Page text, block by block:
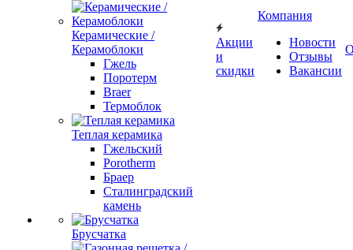
Керамические /
Керамоблоки
Гжель
Поротерм
Braer
Термоблок
Теплая керамика
Гжельский
Porotherm
Браер
Сталинградский
камень
Брусчатка
Акции
и
скидки
Компания
Новости
Отзывы
Вакансии